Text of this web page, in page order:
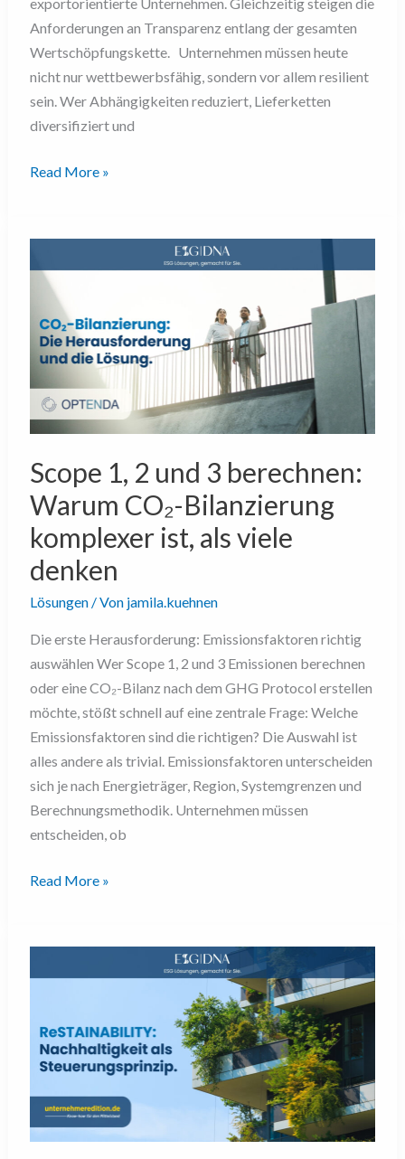
exportorientierte Unternehmen. Gleichzeitig steigen die
Anforderungen an Transparenz entlang der gesamten
Wertschöpfungskette. Unternehmen müssen heute
nicht nur wettbewerbsfähig, sondern vor allem resilient
sein. Wer Abhängigkeiten reduziert, Lieferketten
diversifiziert und
Read More »
Scope 1, 2 und 3 berechnen:
Warum CO₂-Bilanzierung
komplexer ist, als viele
denken
Lösungen/ Von jamila.kuehnen
Die erste Herausforderung: Emissionsfaktoren richtig
auswählen Wer Scope 1, 2 und 3 Emissionen berechnen
oder eine CO₂-Bilanz nach dem GHG Protocol erstellen
möchte, stößt schnell auf eine zentrale Frage: Welche
Emissionsfaktoren sind die richtigen? Die Auswahl ist
alles andere als trivial. Emissionsfaktoren unterscheiden
sich je nach Energieträger, Region, Systemgrenzen und
Berechnungsmethodik. Unternehmen müssen
entscheiden, ob
1,
und
berechnen:
Warum
CO₂-
komplexer
ist,
als
viele
denken
Read More »
Wie
Mittelstand
Nachhaltigkeit
verankert